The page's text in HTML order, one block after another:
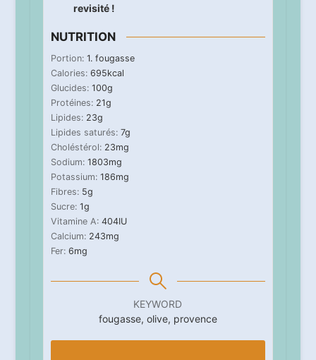
revisité !
NUTRITION
Portion: 1. fougasse
Calories: 695kcal
Glucides: 100g
Protéines: 21g
Lipides: 23g
Lipides saturés: 7g
Choléstérol: 23mg
Sodium: 1803mg
Potassium: 186mg
Fibres: 5g
Sucre: 1g
Vitamine A: 404IU
Calcium: 243mg
Fer: 6mg
KEYWORD
fougasse, olive, provence